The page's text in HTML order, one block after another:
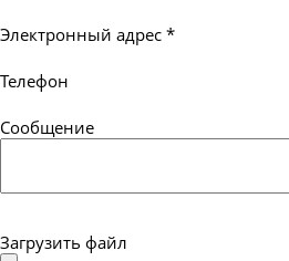
Электронный адрес *
Телефон
Сообщение
Загрузить файл